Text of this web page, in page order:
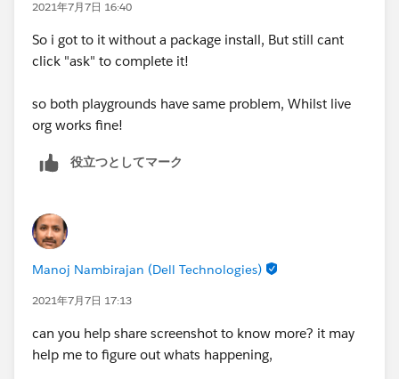
2021年7月7日 16:40
So i got to it without a package install, But still cant
click "ask" to complete it!
so both playgrounds have same problem, Whilst live
org works fine!
役立つとしてマーク
Manoj Nambirajan (Dell Technologies)
2021年7月7日 17:13
can you help share screenshot to know more? it may
help me to figure out whats happening,